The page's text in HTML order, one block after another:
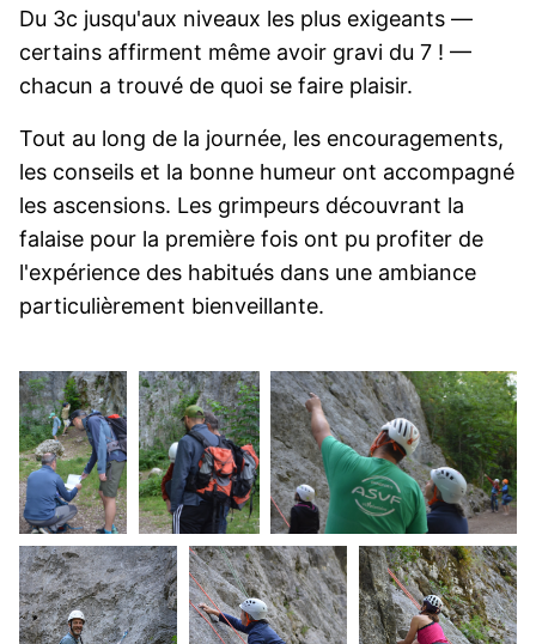
Du 3c jusqu'aux niveaux les plus exigeants —
certains affirment même avoir gravi du 7 ! —
chacun a trouvé de quoi se faire plaisir.
Tout au long de la journée, les encouragements,
les conseils et la bonne humeur ont accompagné
les ascensions. Les grimpeurs découvrant la
falaise pour la première fois ont pu profiter de
l'expérience des habitués dans une ambiance
particulièrement bienveillante.